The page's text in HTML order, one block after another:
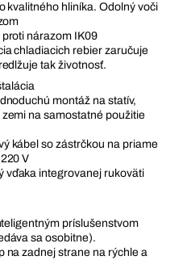
kvalitného hliníka. Odolný voči
nárazom IK09
chladiacich rebier zaručuje
tak životnosť.
montáž na statív,
na samostatné použitie
kábel so zástrčkou na priame
V
vďaka integrovanej rukoväti
príslušenstvom
sa osobitne).
na zadnej strane na rýchle a